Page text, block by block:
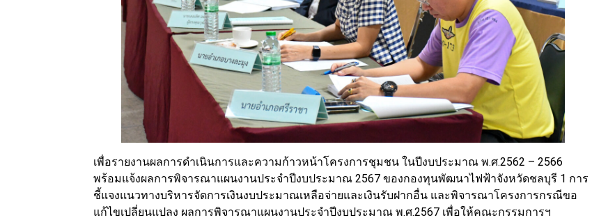
เพื่อรายงานผลการดำเนินการและความก้าวหน้าโครงการชุมชน ในปีงบประมาณ พ.ศ.2562 – 2566
พร้อมแจ้งผลการพิจารณาแผนงานประจำปีงบประมาณ 2567 ของกองทุนพัฒนาไฟฟ้าจังหวัดชลบุรี 1 การ
ชี้แจงแนวทางบริหารจัดการเงินงบประมาณเหลือจ่ายและเงินรับฝากอื่น และพิจารณาโครงการกรณีขอ
แก้ไขเปลี่ยนแปลง ผลการพิจารณาแผนงานประจำปีงบประมาณ พ.ศ.2567 เพื่อให้คณะกรรมการฯ